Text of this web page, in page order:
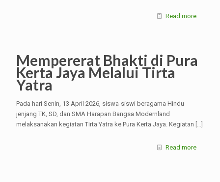
Read more
Mempererat Bhakti di Pura
Kerta Jaya Melalui Tirta
Yatra
Pada hari Senin, 13 April 2026, siswa-siswi beragama Hindu
jenjang TK, SD, dan SMA Harapan Bangsa Modernland
melaksanakan kegiatan Tirta Yatra ke Pura Kerta Jaya. Kegiatan […]
Read more